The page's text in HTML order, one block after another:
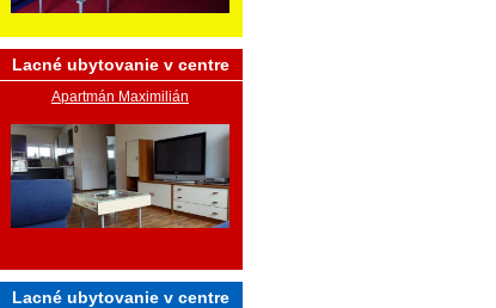
Lacné ubytovanie v centre
Apartmán Maximilián
Lacné ubytovanie v centre